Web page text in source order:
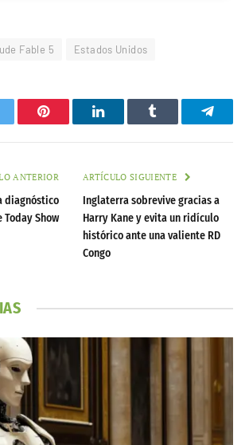
Fable 5 Estados Unidos
Pinterest LinkedInTumblr
ANTERIOR
diagnóstico
Today Show
ARTÍCULO SIGUIENTE
Inglaterra sobrevive gracias a
Harry Kane y evita un ridículo
histórico ante una valiente RD
Congo